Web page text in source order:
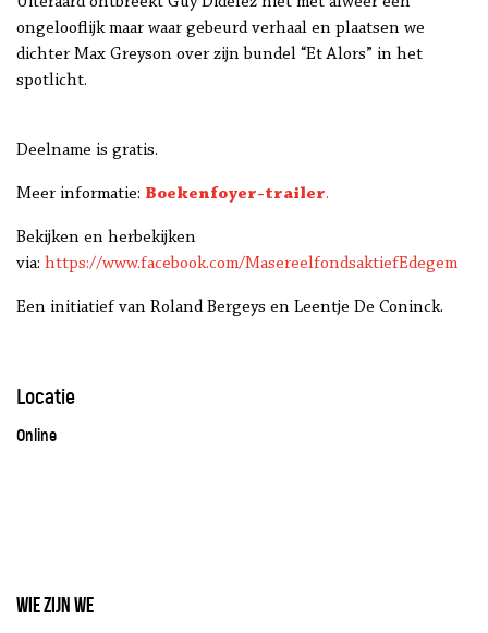
ongelooflijk maar waar gebeurd verhaal en plaatsen we
dichter Max Greyson over zijn bundel “Et Alors” in het
spotlicht.
Deelname is gratis.
Meer informatie: Boekenfoyer-trailer.
Bekijken en herbekijken
via: https://www.facebook.com/MasereelfondsaktiefEdegem
Een initiatief van Roland Bergeys en Leentje De Coninck.
Locatie
Online
Wie zijn we